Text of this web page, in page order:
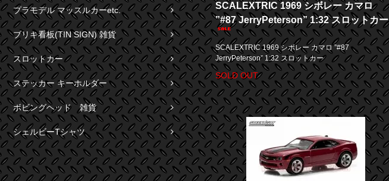
プラモデル マッスルカーetc.
ブリキ看板(TIN SIGN) 雑貨
スロットカー
ステッカー キーホルダー
ボビングヘッド 雑貨
シェルビーTシャツ
SCALEXTRIC 1969 シボレー カマロ
”#87 JerryPeterson” 1:32 スロットカー
SCALEXTRIC 1969 シボレー カマロ ”#87
JerryPeterson” 1:32 スロットカー
SOLD OUT